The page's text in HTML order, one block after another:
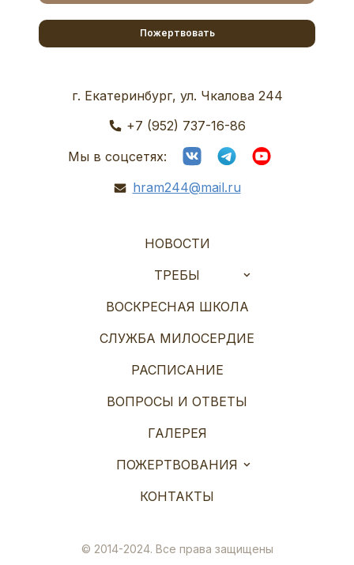
Пожертвовать
г. Екатеринбург, ул. Чкалова 244
+7 (952) 737-16-86
Мы в соцсетях:
hram244@mail.ru
НОВОСТИ
ТРЕБЫ
ВОСКРЕСНАЯ ШКОЛА
СЛУЖБА МИЛОСЕРДИЕ
РАСПИСАНИЕ
ВОПРОСЫ И ОТВЕТЫ
ГАЛЕРЕЯ
ПОЖЕРТВОВАНИЯ
КОНТАКТЫ
© 2014-2024. Все права защищены